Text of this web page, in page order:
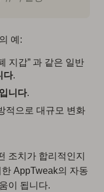
예:
지갑” 과 같은 일반
다.
니다.
적으로 대규모 변화
조치가 합리적인지
AppTweak의 자동
이 됩니다.